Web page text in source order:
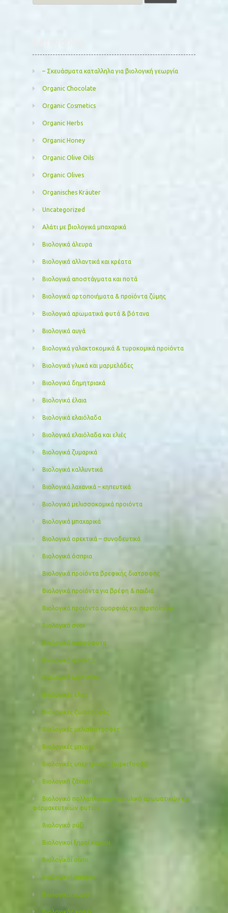
for:
– Σκευάσματα καταλληλα για βιολογική γεωργία
Organic Chocolate
Organic Cosmetics
Organic Herbs
Organic Honey
Organic Olive Oils
Organic Olives
Organisches Kräuter
Uncategorized
Αλάτι με βιολογικά μπαχαρικά
Βιολογικά άλευρα
Βιολογικά αλλαντικά και κρέατα
Βιολογικά αποστάγματα και ποτά
Βιολογικά αρτοποιήματα & προϊόντα ζύμης
Βιολογικά αρωματικά φυτά & βότανα
Βιολογικά αυγά
Βιολογικά γαλακτοκομικά & τυροκομικά προϊόντα
Βιολογικά γλυκά και μαρμελάδες
Βιολογικά δημητριακά
Βιολογικά έλαια
Βιολογικά ελαιόλαδα
Βιολογικά ελαιόλαδα και ελιές
Βιολογικά ζυμαρικά
Βιολογικά καλλυντικά
Βιολογικά λαχανικά – κηπευτικά
Βιολογικά μελισσοκομικά προιόντα
Βιολογικά μπαχαρικά
Βιολογικά ορεκτικά – συνοδευτικά
Βιολογικά όσπρια
Βιολογικά προϊόντα βρεφικής διατροφής
Βιολογικά προϊόντα για βρέφη & παιδιά
Βιολογικά προιόντα ομορφιάς και περιποίησης
Βιολογικά σνακ
Βιολογικά σπορόφυτα
Βιολογικά φρούτα
Βιολογικά ωμά σνακ
Βιολογικές ελιές
Βιολογικές ζωοτροφές
Βιολογικές μελισσοτροφές
Βιολογικές μπύρες
Βιολογικές υπερτροφές (superfoods)
Βιολογική ζάχαρη
Βιολογικό πολλαπλασιαστικό υλικό αρωματικών και
φαρμακευτικών φυτών
Βιολογικό ρύζι
Βιολογικοί ξηροί καρποί
Βιολογικοί οίνοι
Βιολογικοί σπόροι
Βιολογικοί χυμοί